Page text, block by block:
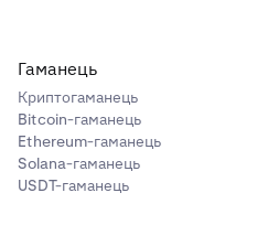
Гаманець
Криптогаманець
Bitcoin-гаманець
Ethereum-гаманець
Solana-гаманець
USDT-гаманець